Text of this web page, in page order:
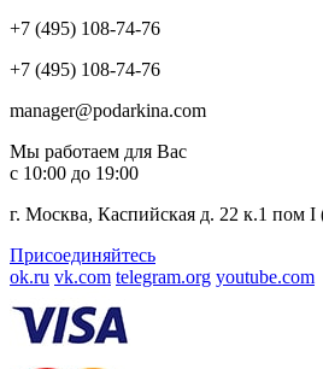
+7 (495) 108-74-76
+7 (495) 108-74-76
manager@podarkina.com
Мы работаем для Вас
с 10:00 до 19:00
г. Москва, Каспийская д. 22 к.1 пом I
Присоединяйтесь
ok.ru vk.com telegram.org youtube.com